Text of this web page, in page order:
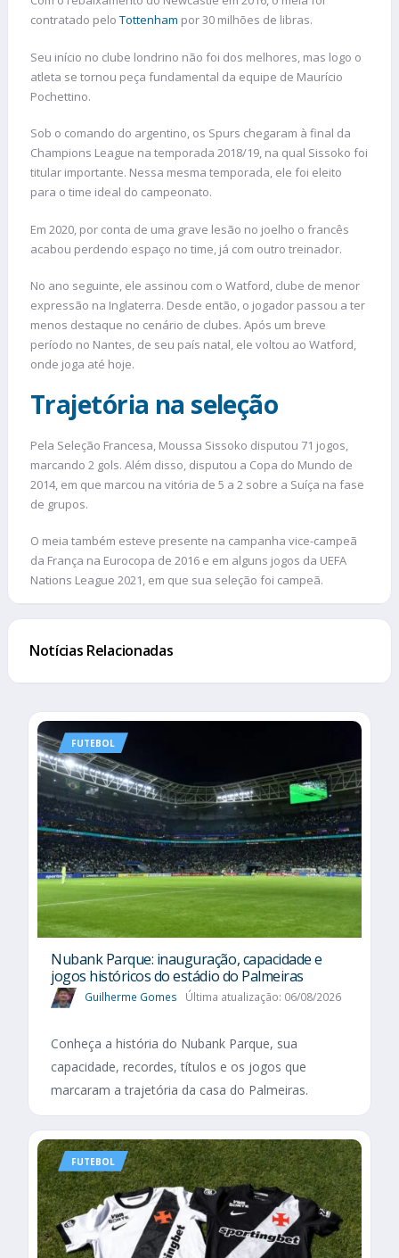
contratado pelo Tottenham por 30 milhões de libras.
Seu início no clube londrino não foi dos melhores, mas logo o
atleta se tornou peça fundamental da equipe de Maurício
Pochettino.
Sob o comando do argentino, os Spurs chegaram à final da
Champions League na temporada 2018/19, na qual Sissoko foi
titular importante. Nessa mesma temporada, ele foi eleito
para o time ideal do campeonato.
Em 2020, por conta de uma grave lesão no joelho o francês
acabou perdendo espaço no time, já com outro treinador.
No ano seguinte, ele assinou com o Watford, clube de menor
expressão na Inglaterra. Desde então, o jogador passou a ter
menos destaque no cenário de clubes. Após um breve
período no Nantes, de seu país natal, ele voltou ao Watford,
onde joga até hoje.
Trajetória na seleção
Pela Seleção Francesa, Moussa Sissoko disputou 71 jogos,
marcando 2 gols. Além disso, disputou a Copa do Mundo de
2014, em que marcou na vitória de 5 a 2 sobre a Suíça na fase
de grupos.
O meia também esteve presente na campanha vice-campeã
da França na Eurocopa de 2016 e em alguns jogos da UEFA
Nations League 2021, em que sua seleção foi campeã.
Notícias Relacionadas
FUTEBOL
Nubank Parque: inauguração, capacidade e
jogos históricos do estádio do Palmeiras
Guilherme Gomes Última atualização: 06/08/2026
Conheça a história do Nubank Parque, sua
capacidade, recordes, títulos e os jogos que
marcaram a trajetória da casa do Palmeiras.
FUTEBOL